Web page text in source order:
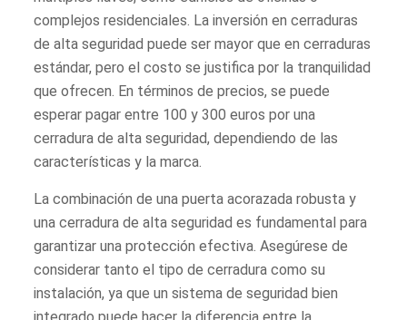
complejos residenciales. La inversión en cerraduras
de alta seguridad puede ser mayor que en cerraduras
estándar, pero el costo se justifica por la tranquilidad
que ofrecen. En términos de precios, se puede
esperar pagar entre 100 y 300 euros por una
cerradura de alta seguridad, dependiendo de las
características y la marca.
La combinación de una puerta acorazada robusta y
una cerradura de alta seguridad es fundamental para
garantizar una protección efectiva. Asegúrese de
considerar tanto el tipo de cerradura como su
instalación, ya que un sistema de seguridad bien
integrado puede hacer la diferencia entre la